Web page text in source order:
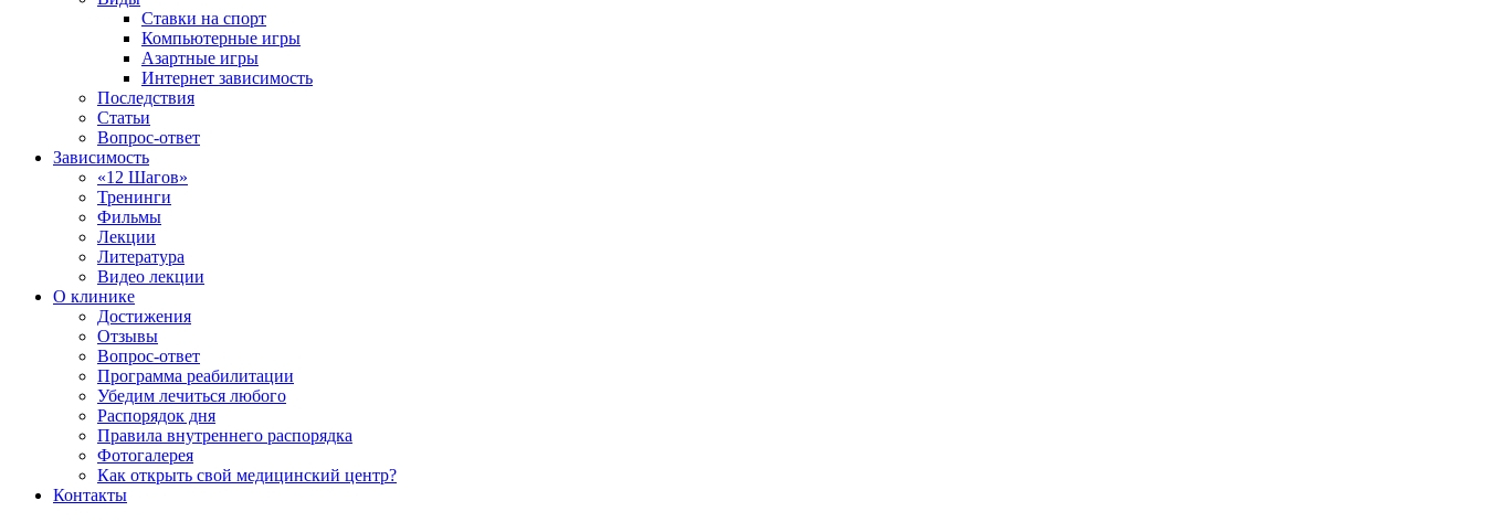
Ставки на спорт
Компьютерные игры
Азартные игры
Интернет зависимость
Последствия
Статьи
Вопрос-ответ
Зависимость
«12 Шагов»
Тренинги
Фильмы
Лекции
Литература
Видео лекции
О клинике
Достижения
Отзывы
Вопрос-ответ
Программа реабилитации
Убедим лечиться любого
Распорядок дня
Правила внутреннего распорядка
Фотогалерея
Как открыть свой медицинский центр?
Контакты